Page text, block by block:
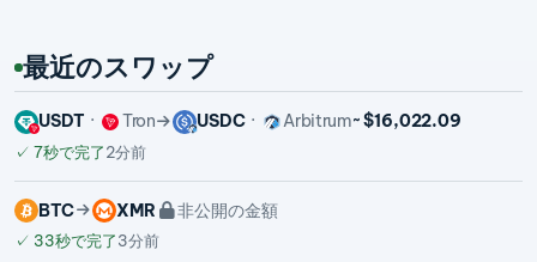
最近のスワップ
USDT Tron USDC Arbitrum~ $16,022.09
✓ 7秒で完了2分前
BTC XMR 非公開の金額
✓ 33秒で完了3分前